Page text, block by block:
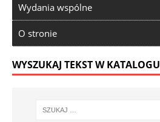
Wydania wspólne
O stronie
WYSZUKAJ TEKST W KATALOGU